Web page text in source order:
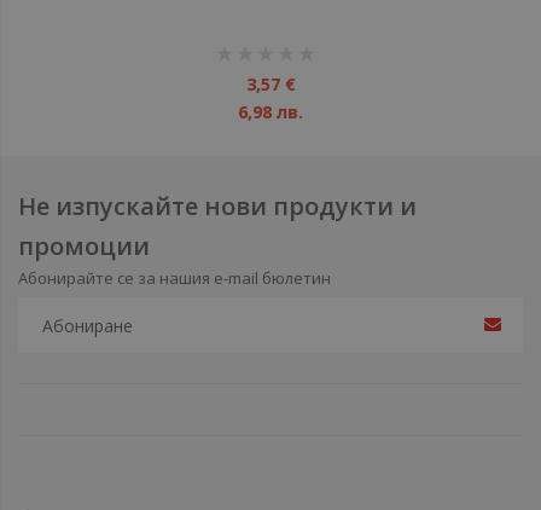
3,57 €
6,98 лв.
Не изпускайте нови продукти и
промоции
Абонирайте се за нашия e-mail бюлетин